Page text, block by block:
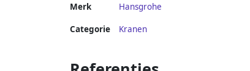
Merk Hansgrohe
Categorie Kranen